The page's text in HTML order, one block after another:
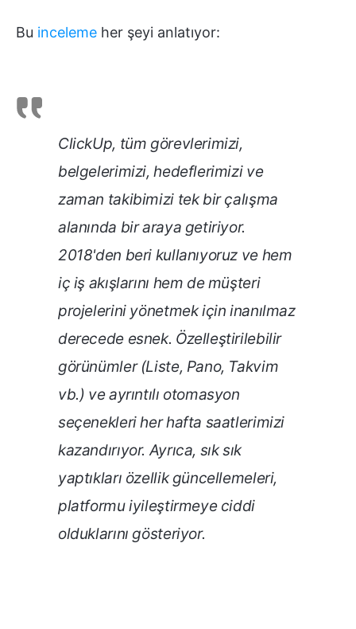
Bu inceleme her şeyi anlatıyor:
ClickUp, tüm görevlerimizi,
belgelerimizi, hedeflerimizi ve
zaman takibimizi tek bir çalışma
alanında bir araya getiriyor.
2018'den beri kullanıyoruz ve hem
iç iş akışlarını hem de müşteri
projelerini yönetmek için inanılmaz
derecede esnek. Özelleştirilebilir
görünümler (Liste, Pano, Takvim
vb.) ve ayrıntılı otomasyon
seçenekleri her hafta saatlerimizi
kazandırıyor. Ayrıca, sık sık
yaptıkları özellik güncellemeleri,
platformu iyileştirmeye ciddi
olduklarını gösteriyor.